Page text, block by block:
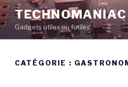
Aller
au
contenu
principal
TECHNOMANIAC
Gadgets utiles ou futiles
CATÉGORIE :